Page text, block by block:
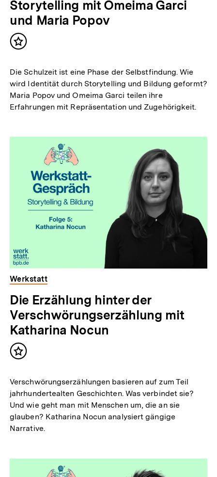
Storytelling mit Omeima Garci
und Maria Popov
Inhalt
Die Schulzeit ist eine Phase der Selbstfindung. Wie
wird Identität durch Storytelling und Bildung geformt?
Maria Popov und Omeima Garci teilen ihre
Erfahrungen mit Repräsentation und Zugehörigkeit.
Werkstatt
Die Erzählung hinter der
Verschwörungserzählung mit
Katharina Nocun
Inhalt
Verschwörungserzählungen basieren auf zum Teil
jahrhundertealten Geschichten. Was verbindet sie?
Und wie geht man mit Menschen um, die an sie
glauben? Katharina Nocun analysiert gängige
Narrative.